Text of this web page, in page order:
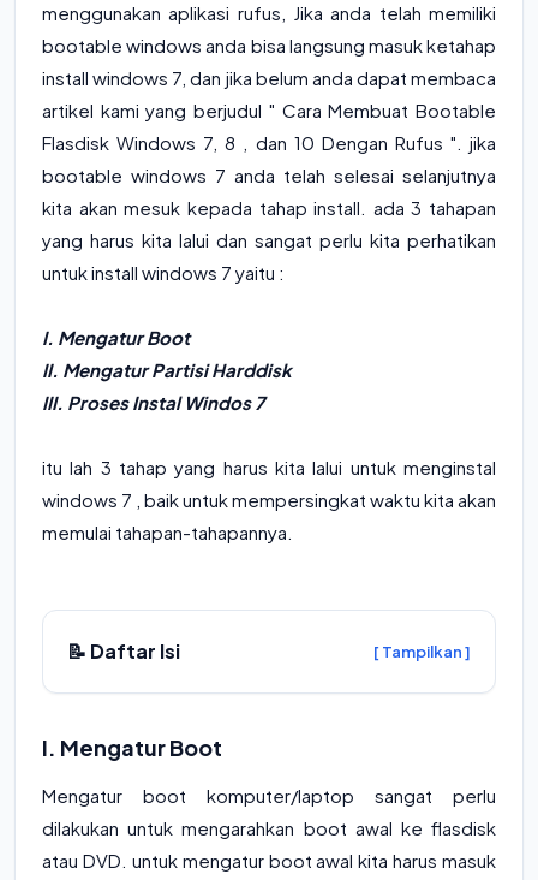
menggunakan aplikasi rufus, Jika anda telah memiliki
bootable windows anda bisa langsung masuk ketahap
install windows 7, dan jika belum anda dapat membaca
artikel kami yang berjudul " Cara Membuat Bootable
Flasdisk Windows 7, 8 , dan 10 Dengan Rufus ". jika
bootable windows 7 anda telah selesai selanjutnya
kita akan mesuk kepada tahap install. ada 3 tahapan
yang harus kita lalui dan sangat perlu kita perhatikan
untuk install windows 7 yaitu :
I. Mengatur Boot
II. Mengatur Partisi Harddisk
III. Proses Instal Windos 7
itu lah 3 tahap yang harus kita lalui untuk menginstal
windows 7 , baik untuk mempersingkat waktu kita akan
memulai tahapan-tahapannya.
📝 Daftar Isi [ Tampilkan ]
I. Mengatur Boot
Mengatur boot komputer/laptop sangat perlu
dilakukan untuk mengarahkan boot awal ke flasdisk
atau DVD. untuk mengatur boot awal kita harus masuk